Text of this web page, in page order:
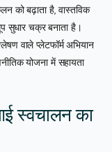
बढ़ाता है, वास्तविक
सुधार चक्र बनाता है।
वाले प्लेटफॉर्म अभियान
योजना में सहायता
स्वचालन का